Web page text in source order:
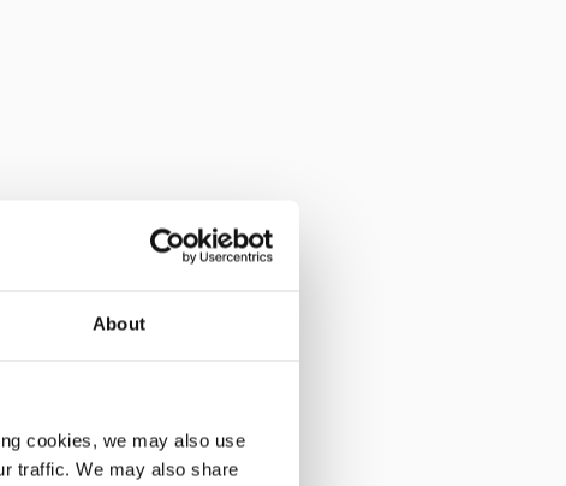
About
cookies, we may also use
traffic. We may also share